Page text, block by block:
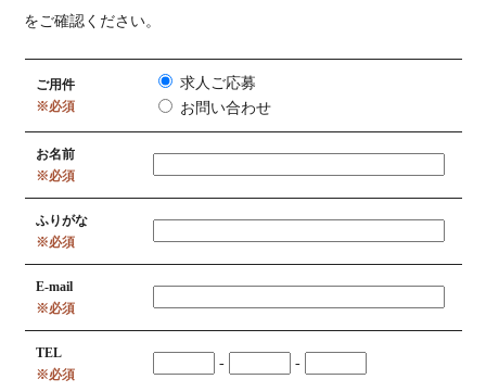
をご確認ください。
ご用件
※必須
求人ご応募
お問い合わせ
お名前
※必須
ふりがな
※必須
E-mail
※必須
TEL
※必須
- -